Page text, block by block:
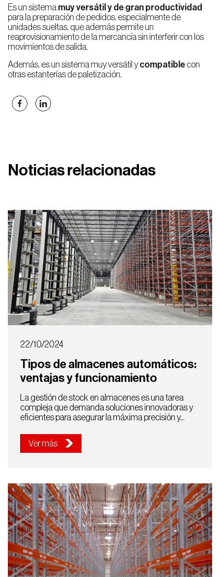
Es un sistema muy versátil y de gran productividad
para la preparación de pedidos, especialmente de
unidades sueltas, que además permite un
reaprovisionamiento de la mercancía sin interferir con los
movimientos de salida.
Además, es un sistema muy versátil ycompatiblecon
otras estanterías de paletización.
Noticias relacionadas
22/10/2024
Tipos de almacenes automáticos:
ventajas y funcionamiento
La gestión de stock en almacenes es una tarea
compleja que demanda soluciones innovadoras y
eficientes para asegurar la máxima precisión y...
Ver más